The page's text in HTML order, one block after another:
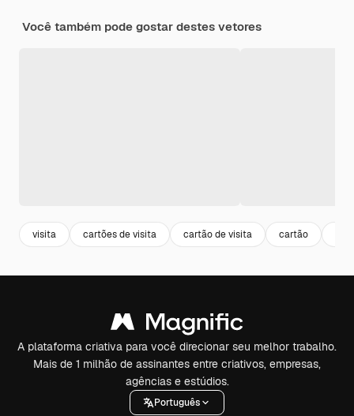
Você também pode gostar destes vetores
visita cartões de visita cartão de visita cartão
A plataforma criativa para você direcionar seu melhor trabalho.
Mais de 1 milhão de assinantes entre criativos, empresas,
agências e estúdios.
Português